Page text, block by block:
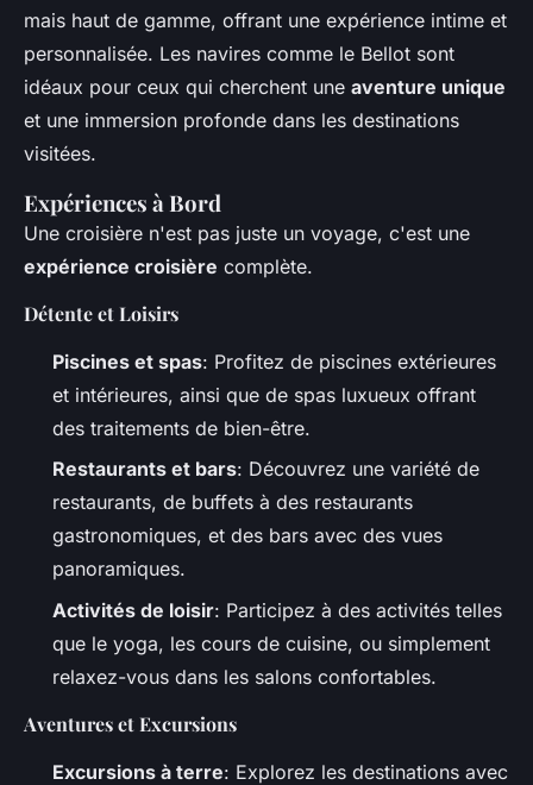
mais haut de gamme, offrant une expérience intime et
personnalisée. Les navires comme le Bellot sont
idéaux pour ceux qui cherchent une aventure unique
et une immersion profonde dans les destinations
visitées.
Expériences à Bord
Une croisière n'est pas juste un voyage, c'est une
expérience croisière complète.
Détente et Loisirs
Piscines et spas: Profitez de piscines extérieures
et intérieures, ainsi que de spas luxueux offrant
des traitements de bien-être.
Restaurants et bars: Découvrez une variété de
restaurants, de buffets à des restaurants
gastronomiques, et des bars avec des vues
panoramiques.
Activités de loisir: Participez à des activités telles
que le yoga, les cours de cuisine, ou simplement
relaxez-vous dans les salons confortables.
Aventures et Excursions
Excursions à terre: Explorez les destinations avec